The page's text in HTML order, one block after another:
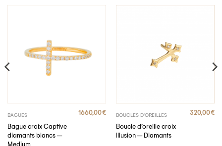
BAGUES
Bague croix Captive
diamants blancs –
Medium
1660,00€ BOUCLES D'OREILLES
Boucle d’oreille croix
Illusion – Diamants
320,00€